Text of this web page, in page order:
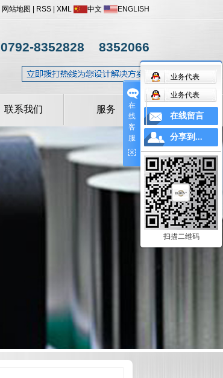
网站地图 RSS XML 中文 ENGLISH
0792-8352828 8352066
联系我们 服务
设备常见问题解答
在
线
客
服
业务代表
业务代表
在线留言
分享到...
扫描二维码